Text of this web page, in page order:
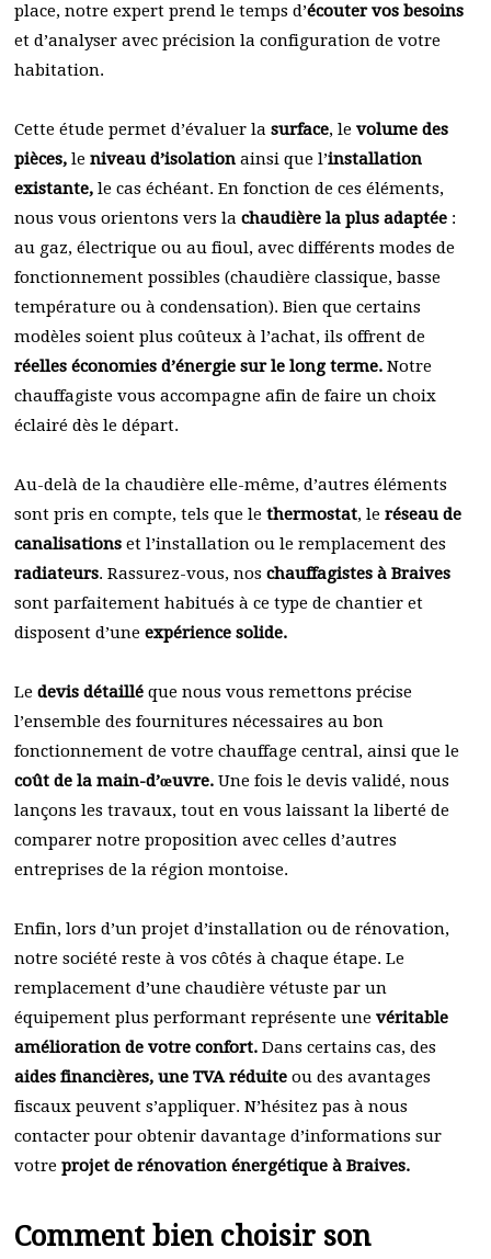
place, notre expert prend le temps d’écouter vos besoins
et d’analyser avec précision la configuration de votre
habitation.
Cette étude permet d’évaluer la surface, le volume des
pièces, le niveau d’isolation ainsi que l’installation
existante, le cas échéant. En fonction de ces éléments,
nous vous orientons vers la chaudière la plus adaptée :
au gaz, électrique ou au fioul, avec différents modes de
fonctionnement possibles (chaudière classique, basse
température ou à condensation). Bien que certains
modèles soient plus coûteux à l’achat, ils offrent de
réelles économies d’énergie sur le long terme. Notre
chauffagiste vous accompagne afin de faire un choix
éclairé dès le départ.
Au-delà de la chaudière elle-même, d’autres éléments
sont pris en compte, tels que le thermostat, le réseau de
canalisations et l’installation ou le remplacement des
radiateurs. Rassurez-vous, nos chauffagistes à Braives
sont parfaitement habitués à ce type de chantier et
disposent d’une expérience solide.
Le devis détaillé que nous vous remettons précise
l’ensemble des fournitures nécessaires au bon
fonctionnement de votre chauffage central, ainsi que le
coût de la main-d’œuvre. Une fois le devis validé, nous
lançons les travaux, tout en vous laissant la liberté de
comparer notre proposition avec celles d’autres
entreprises de la région montoise.
Enfin, lors d’un projet d’installation ou de rénovation,
notre société reste à vos côtés à chaque étape. Le
remplacement d’une chaudière vétuste par un
équipement plus performant représente une véritable
amélioration de votre confort. Dans certains cas, des
aides financières, une TVA réduite ou des avantages
fiscaux peuvent s’appliquer. N’hésitez pas à nous
contacter pour obtenir davantage d’informations sur
votre projet de rénovation énergétique à Braives.
Comment bien choisir son